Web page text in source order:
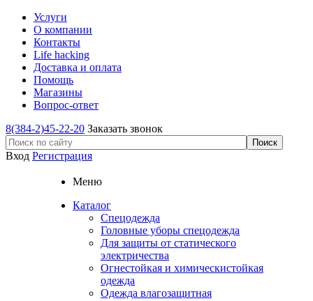
Услуги
О компании
Контакты
Life hacking
Доставка и оплата
Помощь
Магазины
Вопрос-ответ
8(384-2)45-22-20 Заказать звонок
Вход Регистрация
Меню
Каталог
Спецодежда
Головные уборы спецодежда
Для защиты от статического
электричества
Огнестойкая и химическистойкая
одежда
Одежда влагозащитная